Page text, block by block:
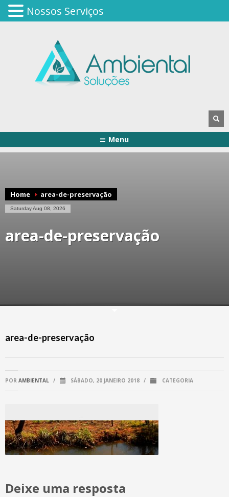
Menu
Home area-de-preservação
Saturday Aug 08, 2026
area-de-preservação
area-de-preservação
POR AMBIENTAL / SÁBADO, 20 JANEIRO 2018 / CATEGORIA
Deixe uma resposta
Nossos Serviços